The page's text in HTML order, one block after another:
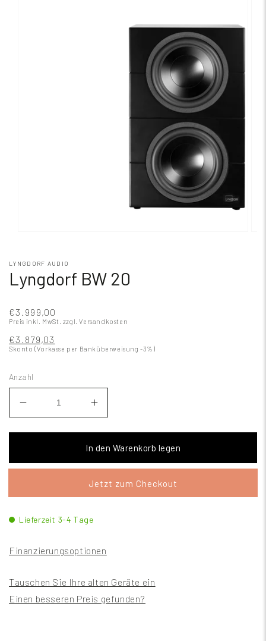
LYNGDORF AUDIO
Lyngdorf BW 20
€3.999,00
Preis inkl. MwSt. zzgl. Versandkosten
€3.879,03
Skonto (Vorkasse per Banküberweisung -3%)
Anzahl
In den Warenkorb legen
Jetzt zum Checkout
Lieferzeit 3-4 Tage
Finanzierungsoptionen
Tauschen Sie Ihre alten Geräte ein
Einen besseren Preis gefunden?